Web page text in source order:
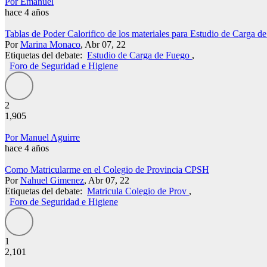
hace 4 años
Tablas de Poder Calorifico de los materiales para Estudio de Carga
Por Marina Monaco, Abr 07, 22
Etiquetas del debate: Estudio de Carga de Fuego ,
Foro de Seguridad e Higiene
2
1,905
Por Manuel Aguirre
hace 4 años
Como Matricularme en el Colegio de Provincia CPSH
Por Nahuel Gimenez, Abr 07, 22
Etiquetas del debate: Matricula Colegio de Prov ,
Foro de Seguridad e Higiene
1
2,101